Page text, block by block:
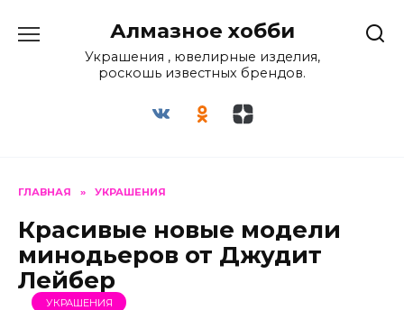
содержанию
Алмазное хобби
Украшения , ювелирные изделия,
роскошь известных брендов.
ГЛАВНАЯ » УКРАШЕНИЯ
Красивые новые модели
минодьеров от Джудит
Лейбер
УКРАШЕНИЯ